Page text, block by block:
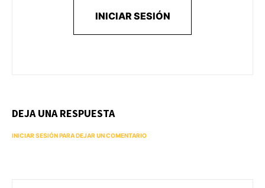
INICIAR SESIÓN
DEJA UNA RESPUESTA
INICIAR SESIÓN PARA DEJAR UN COMENTARIO